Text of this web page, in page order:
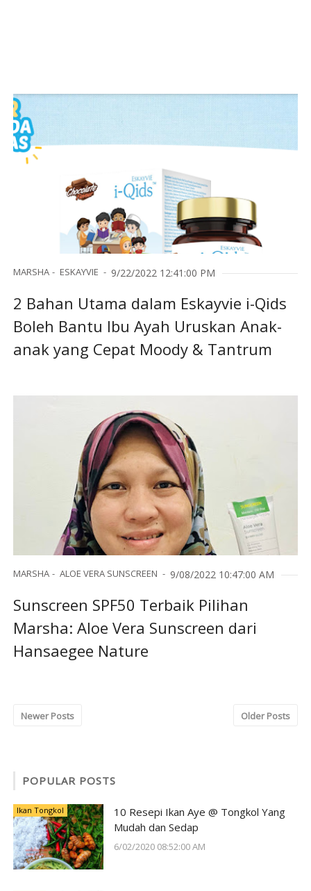
MARSHA ESKAYVIE 9/22/2022 12:41:00 PM
2 Bahan Utama dalam Eskayvie i-Qids
Boleh Bantu Ibu Ayah Uruskan Anak-
anak yang Cepat Moody & Tantrum
MARSHA ALOE VERA SUNSCREEN 9/08/2022 10:47:00 AM
Sunscreen SPF50 Terbaik Pilihan
Marsha: Aloe Vera Sunscreen dari
Hansaegee Nature
Newer Posts Older Posts
POPULAR POSTS
Ikan Tongkol
10 Resepi Ikan Aye @ Tongkol Yang
Mudah dan Sedap
6/02/2020 08:52:00 AM